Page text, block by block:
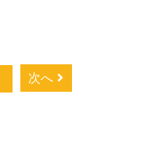
次へ